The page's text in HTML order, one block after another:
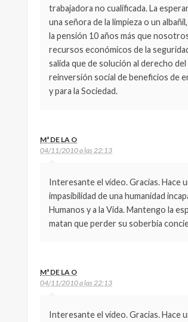
trabajadora no cualificada. La
una señora de la limpieza o un
la pensión 10 años más que
recursos económicos de la
salida que de solución al derecho
reinversión social de beneficios de
y para la Sociedad.
Mª DE LA O
04/11/2010 a las 22:13
Interesante el vídeo. Gracias. Hace
impasibilidad de una humanidad
Humanos y a la Vida. Mantengo la
matan que perder su soberbia
Mª DE LA O
04/11/2010 a las 22:13
Interesante el vídeo. Gracias. Hace